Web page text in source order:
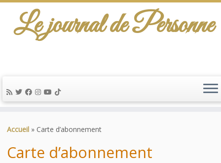
au
Le journal de Personne
Accueil » Carte d’abonnement
Carte d’abonnement